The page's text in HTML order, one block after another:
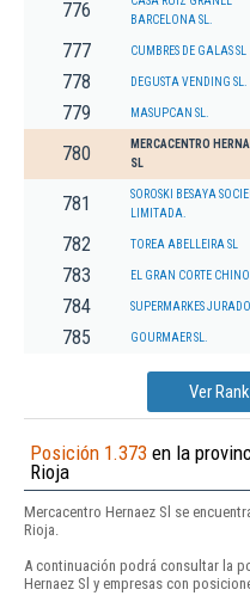
776
BARCELONA SL.
777 CUMBRES DE GALAS SL
778 DEGUSTA VENDING SL.
779 MASUPCAN SL.
780
MERCACENTRO
SL
781
SOROSKI BESAYA
LIMITADA.
782 TOREA ABELLEIRA SL
783 EL GRAN CORTE CHINO
784 SUPERMARKES JURADO
785 GOURMAER SL.
Ver
Posición 1.373 en la
Rioja
Mercacentro Hernaez Sl se
Rioja.
A continuación podrá consultar la
Hernaez Sl y empresas con